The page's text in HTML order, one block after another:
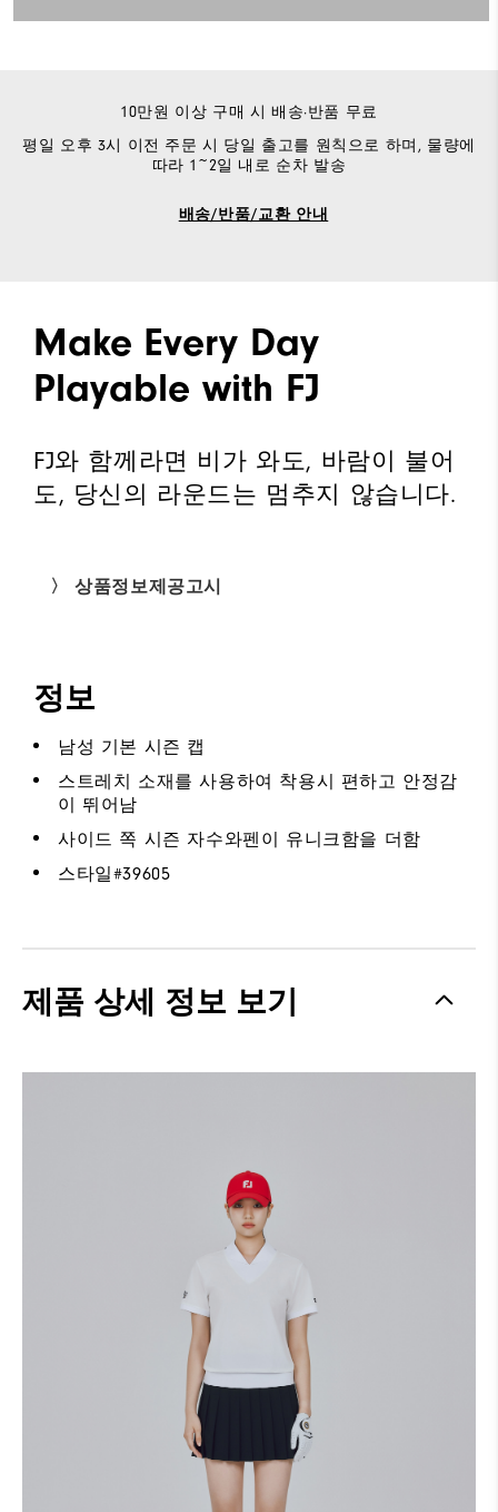
10만원 이상 구매 시 배송·반품 무료
평일 오후 3시 이전 주문 시 당일 출고를 원칙으로 하며, 물량에
따라 1~2일 내로 순차 발송
배송/반품/교환 안내
Make Every Day
Playable with FJ
FJ와 함께라면 비가 와도, 바람이 불어
도, 당신의 라운드는 멈추지 않습니다.
〉 상품정보제공고시
정보
남성 기본 시즌 캡
스트레치 소재를 사용하여 착용시 편하고 안정감
이 뛰어남
사이드 쪽 시즌 자수와펜이 유니크함을 더함
스타일#39605
제품 상세 정보 보기